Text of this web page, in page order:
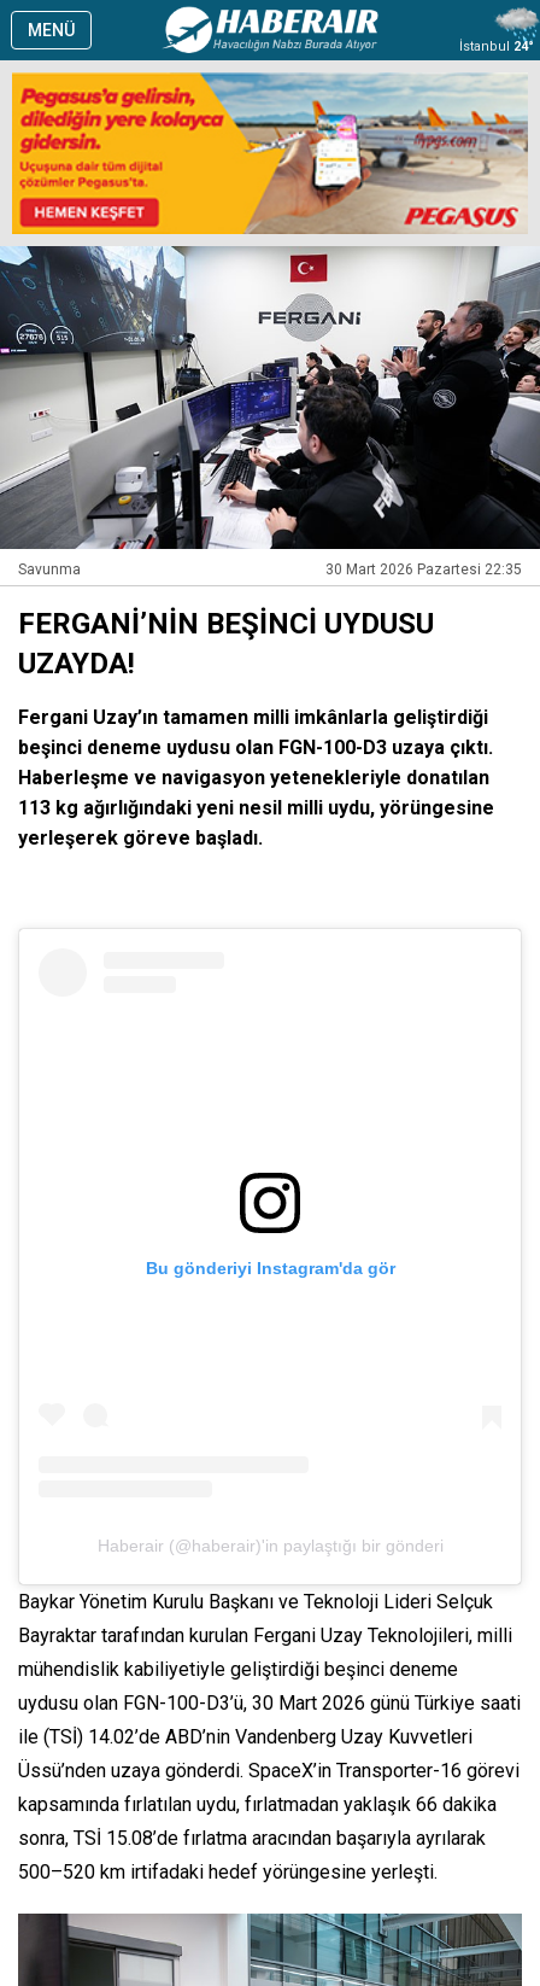
MENÜ
İstanbul 24°
Savunma 30 Mart 2026 Pazartesi 22:35
FERGANİ’NİN BEŞİNCİ UYDUSU
UZAYDA!
Fergani Uzay’ın tamamen milli imkânlarla geliştirdiği
beşinci deneme uydusu olan FGN-100-D3 uzaya çıktı.
Haberleşme ve navigasyon yetenekleriyle donatılan
113 kg ağırlığındaki yeni nesil milli uydu, yörüngesine
yerleşerek göreve başladı.
Bu gönderiyi Instagram'da gör
Haberair (@haberair)'in paylaştığı bir gönderi
Baykar Yönetim Kurulu Başkanı ve Teknoloji Lideri Selçuk
Bayraktar tarafından kurulan Fergani Uzay Teknolojileri, milli
mühendislik kabiliyetiyle geliştirdiği beşinci deneme
uydusu olan FGN-100-D3’ü, 30 Mart 2026 günü Türkiye saati
ile (TSİ) 14.02’de ABD’nin Vandenberg Uzay Kuvvetleri
Üssü’nden uzaya gönderdi. SpaceX’in Transporter-16 görevi
kapsamında fırlatılan uydu, fırlatmadan yaklaşık 66 dakika
sonra, TSİ 15.08’de fırlatma aracından başarıyla ayrılarak
500–520 km irtifadaki hedef yörüngesine yerleşti.